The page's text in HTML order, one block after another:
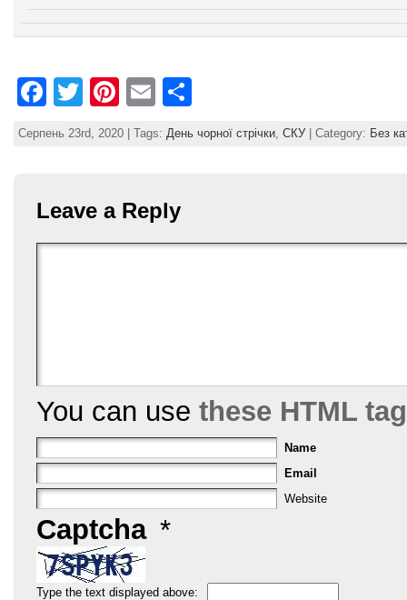
F
b
o
T
w
itt
Pi
nt
er
st
E
m
ai
ar
Серпень 23rd, 2020 | Tags: День чорної стрічки СКУ | Category: Без
Leave a Reply
You can use these HTML
Name
Email
Website
Captcha *
Type the text displayed above: